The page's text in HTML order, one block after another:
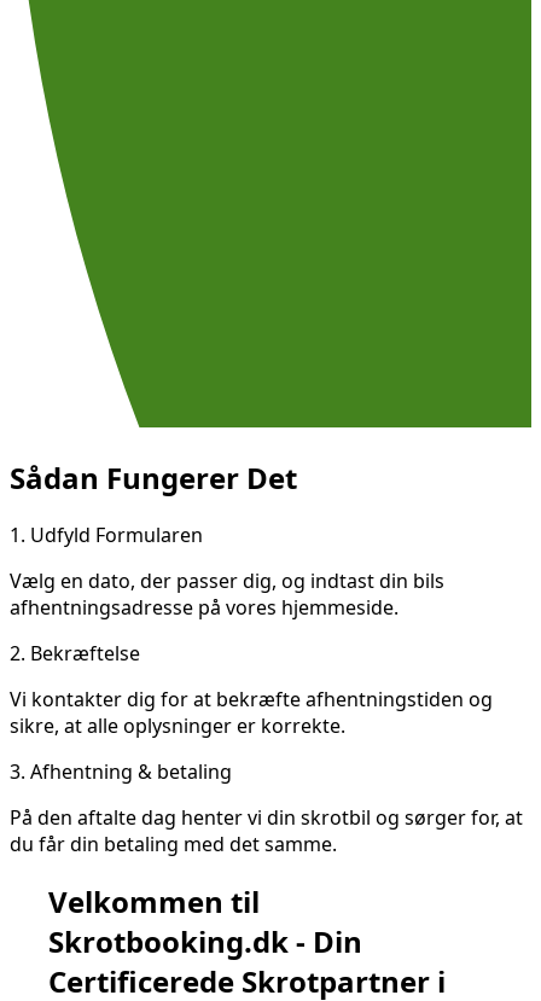
Sådan Fungerer Det
1. Udfyld Formularen
Vælg en dato, der passer dig, og indtast din bils
afhentningsadresse på vores hjemmeside.
2. Bekræftelse
Vi kontakter dig for at bekræfte afhentningstiden og
sikre, at alle oplysninger er korrekte.
3. Afhentning & betaling
På den aftalte dag henter vi din skrotbil og sørger for, at
du får din betaling med det samme.
Velkommen til
Skrotbooking.dk - Din
Certificerede Skrotpartner i